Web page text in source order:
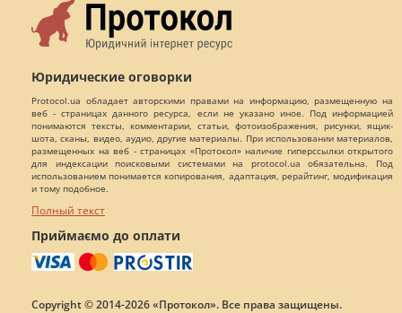
Юридические оговорки
Protocol.ua обладает авторскими правами на информацию, размещенную на
веб - страницах данного ресурса, если не указано иное. Под информацией
понимаются тексты, комментарии, статьи, фотоизображения, рисунки, ящик-
шота, сканы, видео, аудио, другие материалы. При использовании материалов,
размещенных на веб - страницах «Протокол» наличие гиперссылки открытого
для индексации поисковыми системами на protocol.ua обязательна. Под
использованием понимается копирования, адаптация, рерайтинг, модификация
и тому подобное.
Полный текст
Приймаємо до оплати
Copyright © 2014-2026 «Протокол». Все права защищены.